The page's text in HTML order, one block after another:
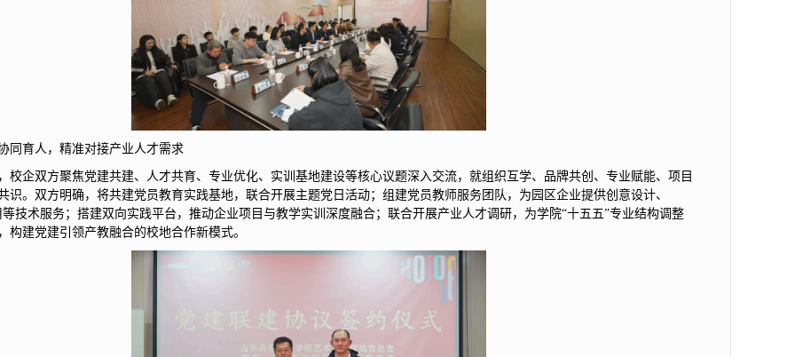
同育人，精准对接产业人才需求
校企双方聚焦党建共建、人才共育、专业优化、实训基地建设等核心议题深入交流，就组织互学、品牌共创、专业赋能、项目
识。双方明确，将共建党员教育实践基地，联合开展主题党日活动；组建党员教师服务团队，为园区企业提供创意设计、
技术服务；搭建双向实践平台，推动企业项目与教学实训深度融合；联合开展产业人才调研，为学院“十五五”专业结构调整
构建党建引领产教融合的校地合作新模式。